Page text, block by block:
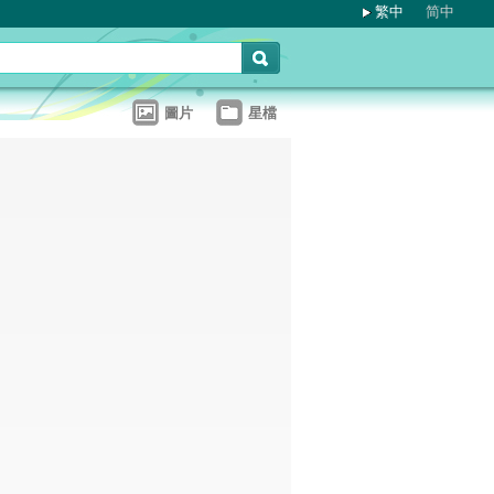
繁中 简中
圖片 星檔